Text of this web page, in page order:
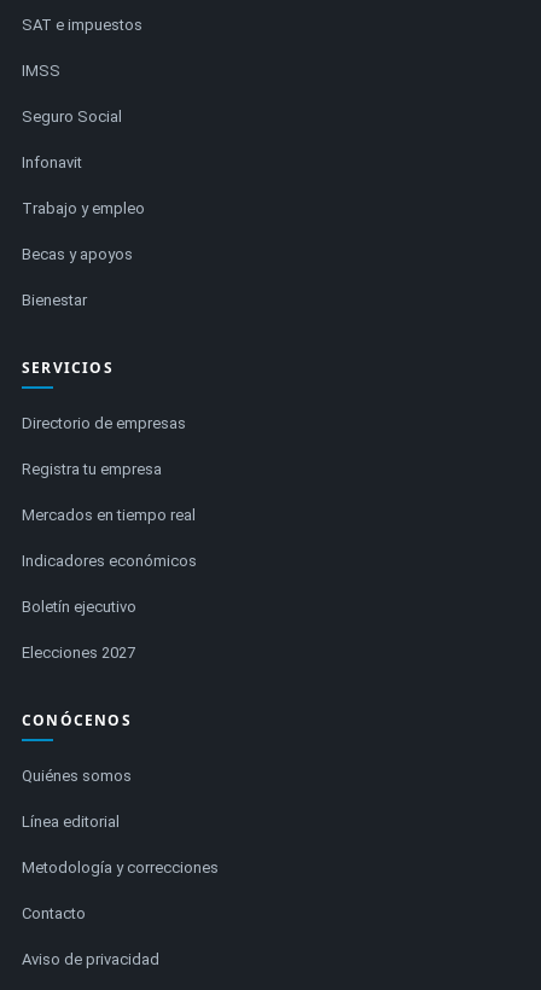
SAT e impuestos
IMSS
Seguro Social
Infonavit
Trabajo y empleo
Becas y apoyos
Bienestar
SERVICIOS
Directorio de empresas
Registra tu empresa
Mercados en tiempo real
Indicadores económicos
Boletín ejecutivo
Elecciones 2027
CONÓCENOS
Quiénes somos
Línea editorial
Metodología y correcciones
Contacto
Aviso de privacidad